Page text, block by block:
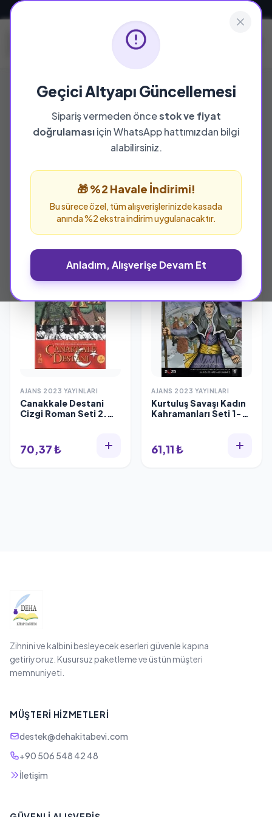
Geçici Altyapı Güncellemesi
Sipariş vermeden öncestok ve fiyat
doğrulamasıiçin WhatsApp hattımızdan bilgi
alabilirsiniz.
🎁 %2 Havale İndirimi!
Bu sürece özel, tüm alışverişlerinizde kasada
anında %2 ekstra indirim uygulanacaktır.
Anladım, Alışverişe Devam Et
YAYINEVI
Ajans 2023 Yayınları
Ajans 2023 Yayınları yayınevine ait tüm eserleri
bu sayfada inceleyebilir ve güvenle sipariş
AJANS 2023 YAYINLARI
Canakkale Destani
Cizgi Roman Seti 2.
70,37 ₺
AJANS 2023 YAYINLARI
Kurtuluş Savaşı Kadın
Kahramanları Seti 1-5
61,11 ₺
Zihnini ve kalbini besleyecek eserleri güvenle kapına
getiriyoruz. Kusursuz paketleme ve üstün müşteri
memnuniyeti.
MÜŞTERI HIZMETLERI
destek@dehakitabevi.com
+90 506 548 42 48
İletişim